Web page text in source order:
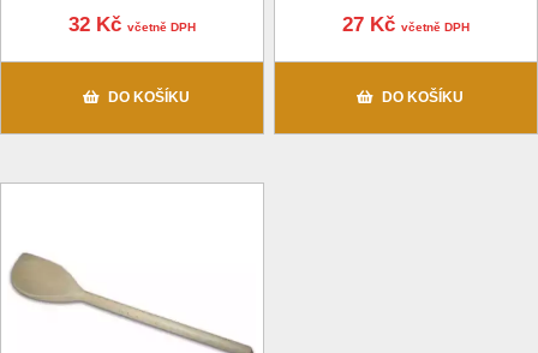
32 Kč včetně DPH
DO KOŠÍKU
27 Kčvčetně DPH
DO KOŠÍKU